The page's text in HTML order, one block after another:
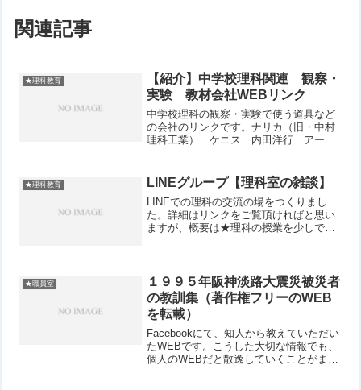
関連記事
★理科教育
【紹介】中学校理科関連 観察・
実験 教材会社WEBリンク
中学校理科の観察・実験で使う道具など
の会社のリンクです。ナリカ（旧・中村
理科工業） ケニス 内田洋行 アーテ
★理科教育 LINEグループ【理科室の雑談】
LINEでの理科の交流の場をつくりまし
た。詳細はリンクをご覧頂ければと思い
ますが、概要は★理科の授業を少しでも
には立ったけれど、わか...
★職員室
１９９５年阪神淡路大震災被災者
の教訓集（著作権フリーのWEB
を転載）
Facebookにて、知人から教えていただい
たWEBです。こうした大切な情報でも、
個人のWEBだと散逸していくことがまま